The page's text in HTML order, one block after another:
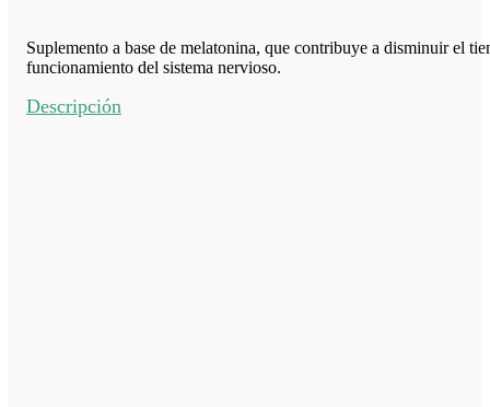
Suplemento a base de melatonina, que contribuye a disminuir el
funcionamiento del sistema nervioso.
Descripción